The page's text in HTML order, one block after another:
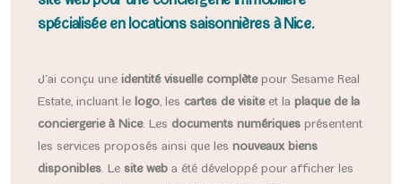
spécialisée en locations saisonnières à Nice.
J’ai conçu une identité visuelle complètepour Sesame Real
Estate, incluant le logo, les cartes de visiteet la plaque de la
conciergerie à Nice. Les documents numériques présentent
les services proposés ainsi que les nouveaux biens
disponibles. Le site web a été développé pour afficher les